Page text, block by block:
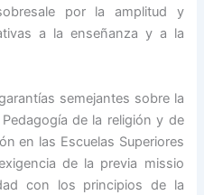
por la amplitud y
a la enseñanza y a la
semejantes sobre la
de la religión y de
en las Escuelas Superiores
de la previa missio
con los principios de la